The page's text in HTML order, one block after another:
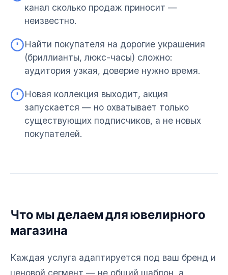
канал сколько продаж приносит —
неизвестно.
Найти покупателя на дорогие украшения
(бриллианты, люкс-часы) сложно:
аудитория узкая, доверие нужно время.
Новая коллекция выходит, акция
запускается — но охватывает только
существующих подписчиков, а не новых
покупателей.
Что мы делаем для ювелирного
магазина
Каждая услуга адаптируется под ваш бренд и
ценовой сегмент — не общий шаблон, а